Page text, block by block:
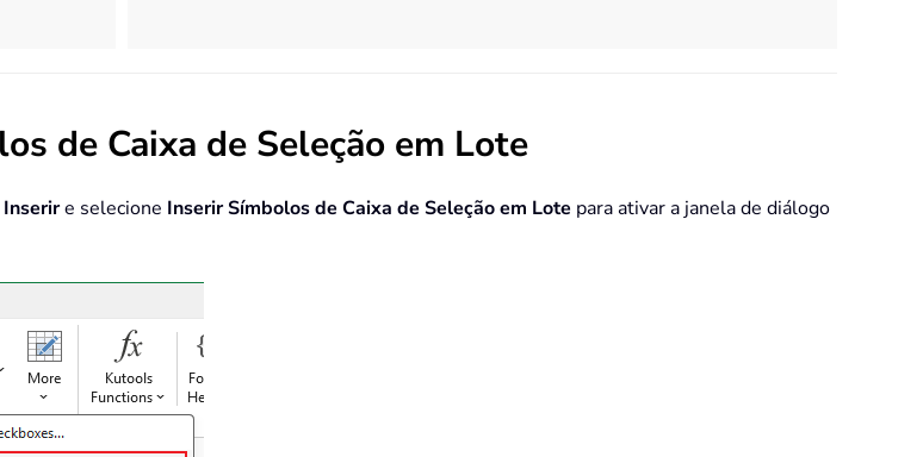
de Caixa de Seleção em Lote
Inserire selecione Inserir Símbolos de Caixa de Seleção em Lote para ativar a janela de diálogo